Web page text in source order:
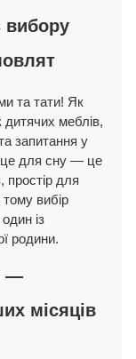
вибору
та тати! Як
дитячих меблів,
запитання у
для сну — це
простір для
вибір
із
родини.
—
місяців